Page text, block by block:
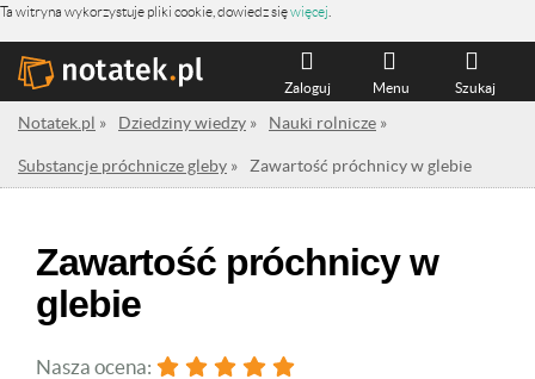
Ta witryna wykorzystuje pliki cookie, dowiedz sięwięcej
Szukaj
Menu
Zaloguj
Notatek.pl » Dziedziny wiedzy » Nauki rolnicze »
Substancje próchnicze gleby » Zawartość próchnicy w glebie
Zawartość próchnicy w
glebie
Nasza ocena: